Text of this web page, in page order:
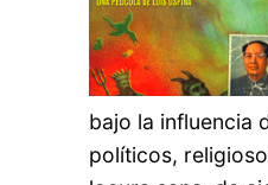
bajo la influencia
políticos,